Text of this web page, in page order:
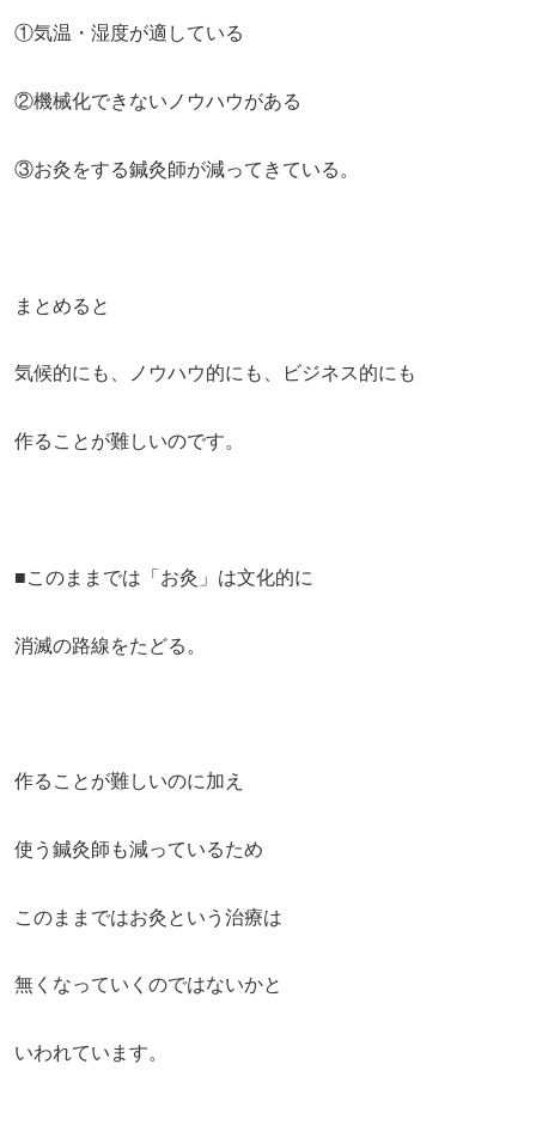
①気温・湿度が適している
②機械化できないノウハウがある
③お灸をする鍼灸師が減ってきている。
まとめると
気候的にも、ノウハウ的にも、ビジネス的にも
作ることが難しいのです。
■このままでは「お灸」は文化的に
消滅の路線をたどる。
作ることが難しいのに加え
使う鍼灸師も減っているため
このままではお灸という治療は
無くなっていくのではないかと
いわれています。